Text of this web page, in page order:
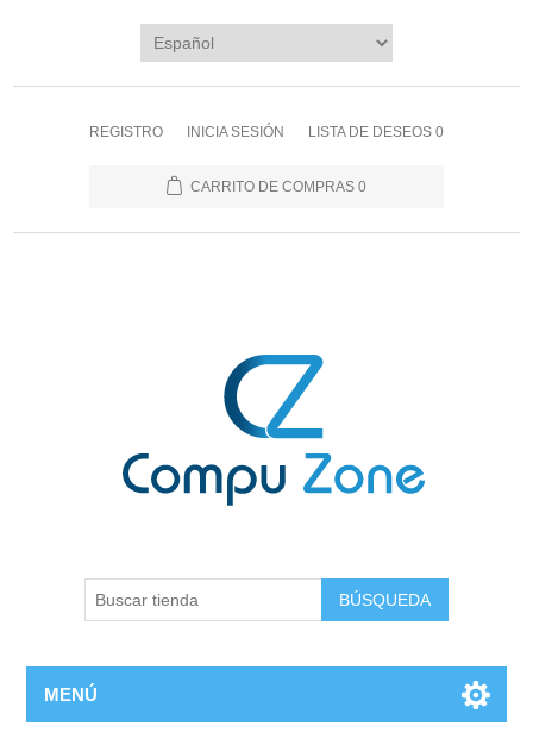
REGISTRO INICIA SESIÓN LISTA DE DESEOS 0
CARRITO DE COMPRAS 0
BÚSQUEDA
MENÚ